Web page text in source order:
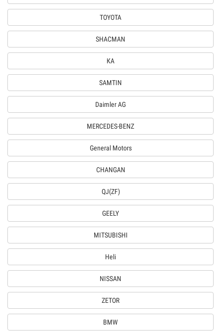
TOYOTA
SHACMAN
КА
SAMTIN
Daimler AG
MERCEDES-BENZ
General Motors
CHANGAN
QJ(ZF)
GEELY
MITSUBISHI
Heli
NISSAN
ZETOR
BMW